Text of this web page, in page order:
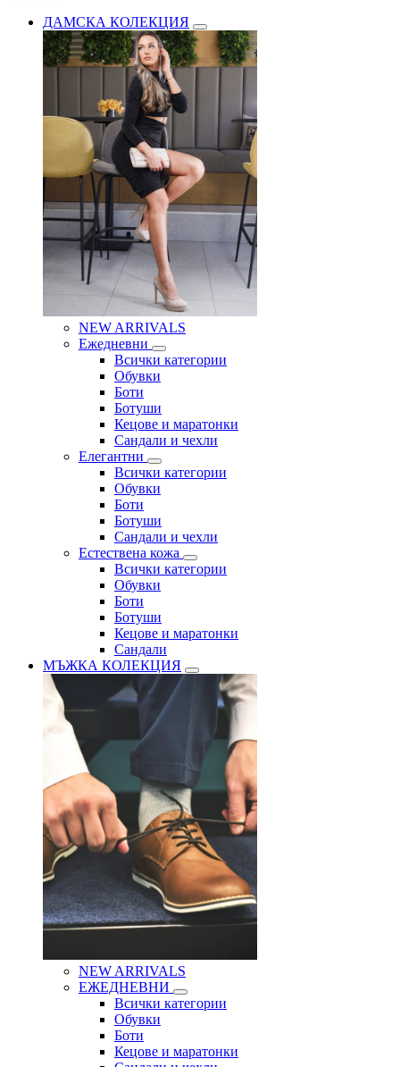
ДАМСКА КОЛЕКЦИЯ
NEW ARRIVALS
Ежедневни
Всички категории
Обувки
Боти
Ботуши
Кецове и маратонки
Сандали и чехли
Елегантни
Всички категории
Обувки
Боти
Ботуши
Сандали и чехли
Естествена кожа
Всички категории
Обувки
Боти
Ботуши
Кецове и маратонки
Сандали
МЪЖКА КОЛЕКЦИЯ
NEW ARRIVALS
ЕЖЕДНЕВНИ
Всички категории
Обувки
Боти
Кецове и маратонки